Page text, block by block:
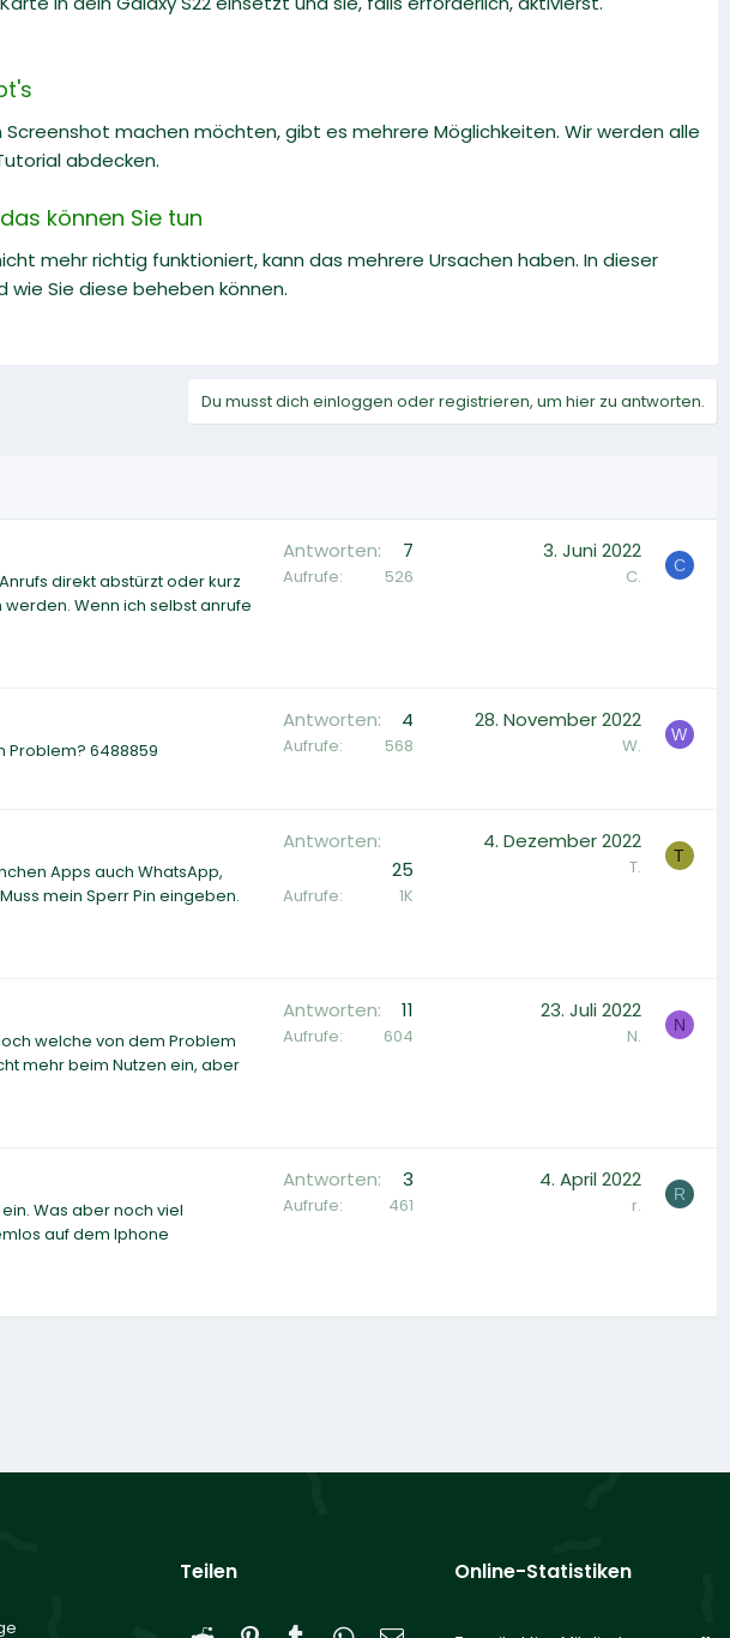
Screenshot machen möchten, gibt es mehrere Möglichkeiten. Wir werden alle
abdecken.
können Sie tun
mehr richtig funktioniert, kann das mehrere Ursachen haben. In dieser
Sie diese beheben können.
Du musst dich einloggen oder registrieren, um hier zu antworten.
direkt abstürzt oder kurz
Wenn ich selbst anrufe
Antworten 7
Aufrufe 526
3. Juni 2022
C. C
Problem? 6488859
Antworten 4
Aufrufe 568
28. November 2022
W. W
Apps auch WhatsApp,
mein Sperr Pin eingeben.
Antworten
25
Aufrufe 1K
4. Dezember 2022
T. T
welche von dem Problem
mehr beim Nutzen ein, aber
Antworten 11
Aufrufe 604
23. Juli 2022
N. N
Was aber noch viel
auf dem Iphone
Antworten 3
Aufrufe 461
4. April 2022
r. R
Teilen Online-Statistiken